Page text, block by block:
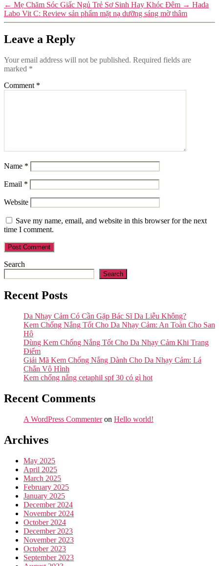
← Mẹ Chăm Sóc Giấc Ngủ Trẻ Sơ Sinh Hay Khóc Đêm → Hada
Labo Vit C: Review sản phẩm mặt nạ dưỡng sáng mờ thâm
Leave a Reply
Your email address will not be published. Required fields are
marked *
Comment *
Name *
Email *
Website
Save my name, email, and website in this browser for the next
time I comment.
Search
Search
Recent Posts
Da Nhạy Cảm Có Cần Gặp Bác Sĩ Da Liễu Không?
Kem Chống Nắng Tốt Cho Da Nhạy Cảm: An Toàn Cho San
Hô
Dùng Kem Chống Nắng Tốt Cho Da Nhạy Cảm Khi Trang
Điểm
Giải Mã Kem Chống Nắng Dành Cho Da Nhạy Cảm: Lá
Chắn Vô Hình
Kem chống nắng cetaphil spf 30 có gì hot
Recent Comments
A WordPress Commenteron Hello world!
Archives
May 2025
April 2025
March 2025
February 2025
January 2025
December 2024
November 2024
October 2024
December 2023
November 2023
October 2023
September 2023